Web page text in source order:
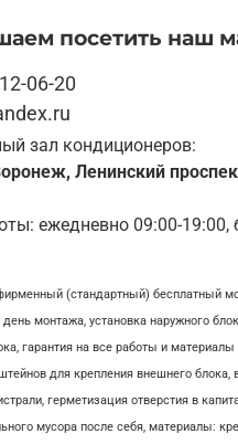
посетить наш
06-20
зал кондиционеров:
Ленинский
ежедневно 09:00-19:00,
(стандартный) бесплатный
день монтажа, установка наружного
гарантия на все работы и материалы
для крепления внешнего блока,
герметизация отверстия в
мусора после себя, материалы: